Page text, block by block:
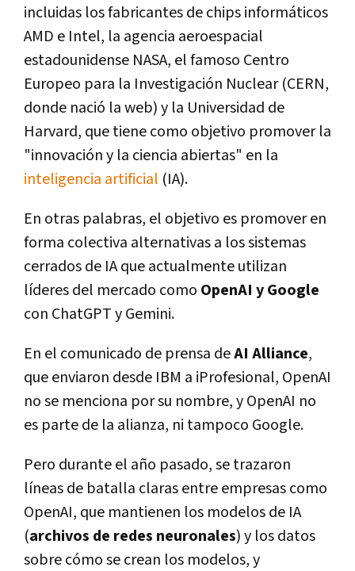
incluidas los fabricantes de chips informáticos
AMD e Intel, la agencia aeroespacial
estadounidense NASA, el famoso Centro
Europeo para la Investigación Nuclear (CERN,
donde nació la web) y la Universidad de
Harvard, que tiene como objetivo promover la
"innovación y la ciencia abiertas" en la
inteligencia artificial (IA).
En otras palabras, el objetivo es promover en
forma colectiva alternativas a los sistemas
cerrados de IA que actualmente utilizan
líderes del mercado como OpenAI y Google
con ChatGPT y Gemini.
En el comunicado de prensa deAI Alliance,
que enviaron desde IBM a iProfesional, OpenAI
no se menciona por su nombre, y OpenAI no
es parte de la alianza, ni tampoco Google.
Pero durante el año pasado, se trazaron
líneas de batalla claras entre empresas como
OpenAI, que mantienen los modelos de IA
(archivos de redes neuronales) y los datos
sobre cómo se crean los modelos, y